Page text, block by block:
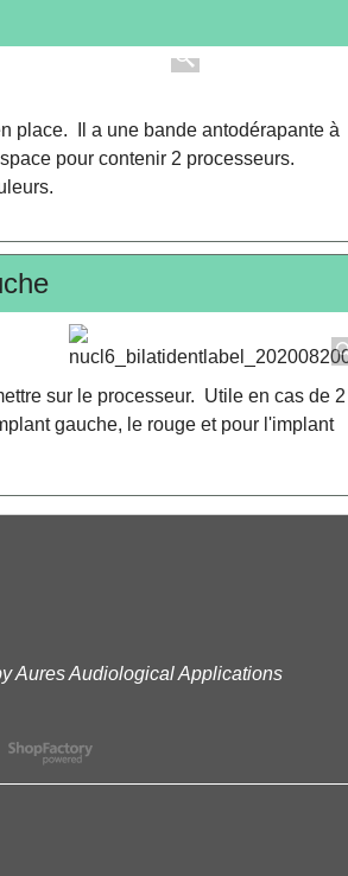
place. Il a une bande antodérapante à
pour contenir 2 processeurs.
sur le processeur. Utile en cas de 2
gauche, le rouge et pour l'implant
Aures Audiological Applications
en ligne créés
avec le logiciel